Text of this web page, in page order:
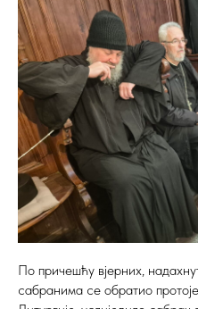
По причешћу вјерних,
сабранима се обратио